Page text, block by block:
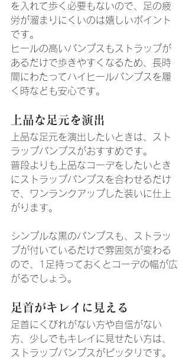
を入れて歩く必要もないので、足の疲
労が溜まりにくいのは嬉しいポイント
です。
ヒールの高いパンプスもストラップが
あるだけで歩きやすくなるため、長時
間にわたってハイヒールパンプスを履
く時なども安心です。
上品な足元を演出
上品な足元を演出したいときは、スト
ラップパンプスがおすすめです。
普段よりも上品なコーデをしたいとき
にストラップパンプスを合わせるだけ
で、ワンランクアップした装いに仕上
がります。
シンプルな黒のパンプスも、ストラッ
プが付いているだけで雰囲気が変わる
ので、1足持っておくとコーデの幅が広
がるでしょう。
足首がキレイに見える
足首にくびれがない方や自信がない
方、少しでもキレイに見せたい方は、
ストラップパンプスがピッタリです。